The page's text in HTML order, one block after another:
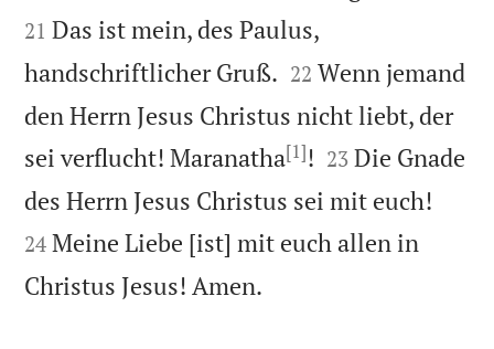
21 Das ist mein, des Paulus,
handschriftlicher Gruß. 

22 Wenn jemand
den Herrn Jesus Christus nicht liebt, der
sei verflucht! Maranatha[1]! 

23 Die Gnade
des Herrn Jesus Christus sei mit euch!
24 Meine Liebe [ist] mit euch allen in
Christus Jesus! Amen.